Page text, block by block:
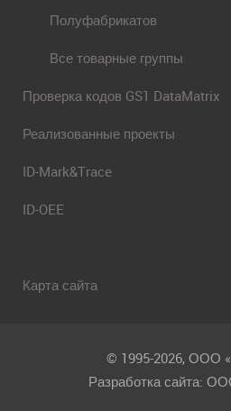
Полуфабрикатов
Все товарные группы
Проверка кодов GS1 DataMatrix
Реализованные проекты
ID-Mark&Trace
ID-OEE
Карта сайта
© 1995-2026, ООО
Разработка сайта: